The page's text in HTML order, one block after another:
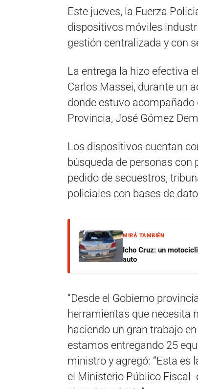
Este jueves, la Fuerza
dispositivos móviles
gestión centralizada y con
La entrega la hizo efectiva
Carlos Massei, durante un
donde estuvo
Provincia, José Gómez
Los dispositivos cuentan
búsqueda de personas con
pedido de secuestros,
policiales con bases de
MIRÁ TAMBIÉN
Icho Cruz: un
auto
“Desde el Gobierno
herramientas que necesita
haciendo un gran trabajo
estamos entregando 25
ministro y agregó: “Esta es
el Ministerio Público Fiscal